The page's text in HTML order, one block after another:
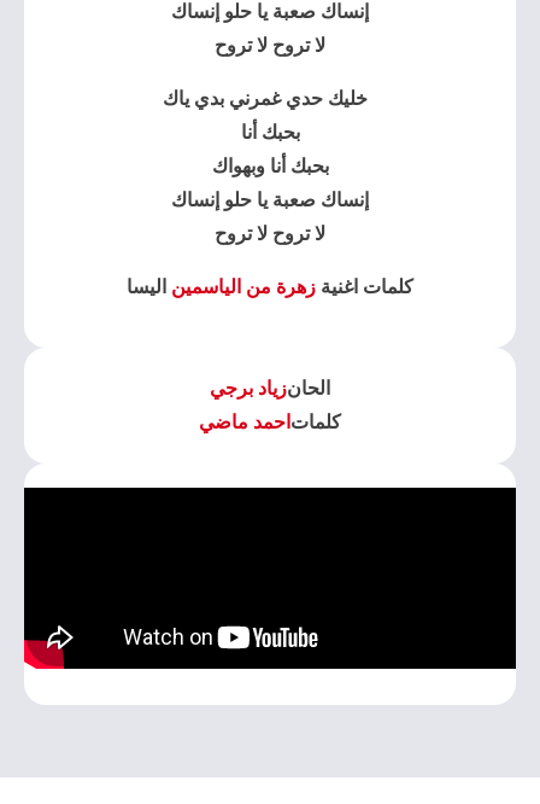
إنساك صعبة يا حلو إنساك
لا تروح لا تروح
خليك حدي غمرني بدي ياك
بحبك أنا
بحبك أنا وبهواك
إنساك صعبة يا حلو إنساك
لا تروح لا تروح
كلمات اغنية زهرة من الياسمين اليسا
الحانزياد برجي
كلمات احمد ماضي